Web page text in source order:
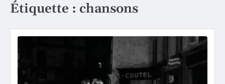
Étiquette : chansons